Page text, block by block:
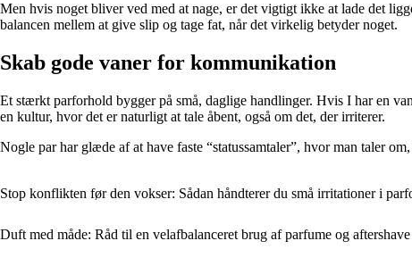
Men hvis noget bliver ved med at nage, er det vigtigt ikke at lade det
balancen mellem at give slip og tage fat, når det virkelig betyder noget.
Skab gode vaner for kommunikation
Et stærkt parforhold bygger på små, daglige handlinger. Hvis I har en
en kultur, hvor det er naturligt at tale åbent, også om det, der irriterer.
Nogle par har glæde af at have faste “statussamtaler”, hvor man taler
Stop konflikten før den vokser: Sådan håndterer du små irritationer i
Duft med måde: Råd til en velafbalanceret brug af parfume og aftershave